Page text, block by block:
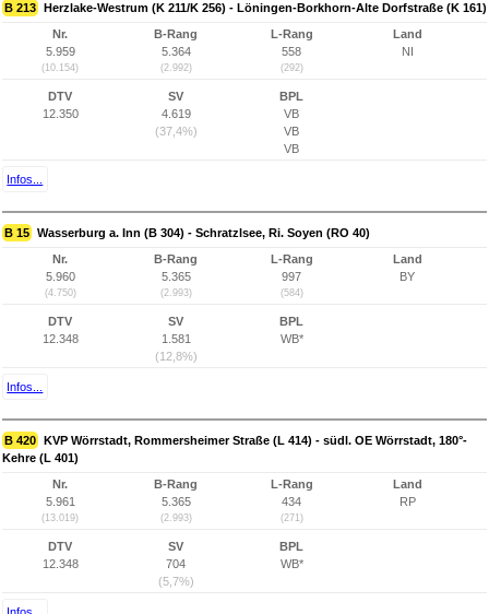
B 213 Herzlake-Westrum (K 211/K 256) - Löningen-Borkhorn-Alte Dorfstraße (K 161)
Nr.
5.959
(10.154)
B-Rang
5.364
(2.992)
L-Rang
558
(292)
Land
NI
DTV
12.350
SV
4.619
(37,4%)
BPL
VB
VB
VB
Infos...
B 15 Wasserburg a. Inn (B 304) - Schratzlsee, Ri. Soyen (RO 40)
Nr.
5.960
(4.750)
B-Rang
5.365
(2.993)
L-Rang
997
(584)
Land
BY
DTV
12.348
SV
1.581
(12,8%)
BPL
WB*
Infos...
B 420 KVP Wörrstadt, Rommersheimer Straße (L 414) - südl. OE Wörrstadt, 180°-
Kehre (L 401)
Nr.
5.961
(13.019)
B-Rang
5.365
(2.993)
L-Rang
434
(271)
Land
RP
DTV
12.348
SV
704
(5,7%)
BPL
WB*